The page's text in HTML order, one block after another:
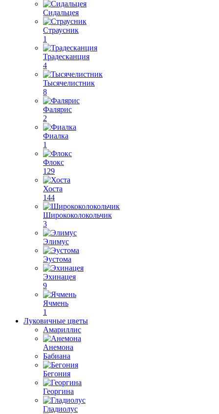
Сидальцея
Страусник
1
Традесканция
4
Тысячелистник
8
Фалярис
2
Фиалка
1
Флокс
129
Хоста
144
Ширококолокольчик
3
Элимус
Эустома
Эхинацея
9
Ячмень
1
Луковичные цветы
Амариллис
Анемона
Бабиана
Бегония
Георгина
Гладиолус